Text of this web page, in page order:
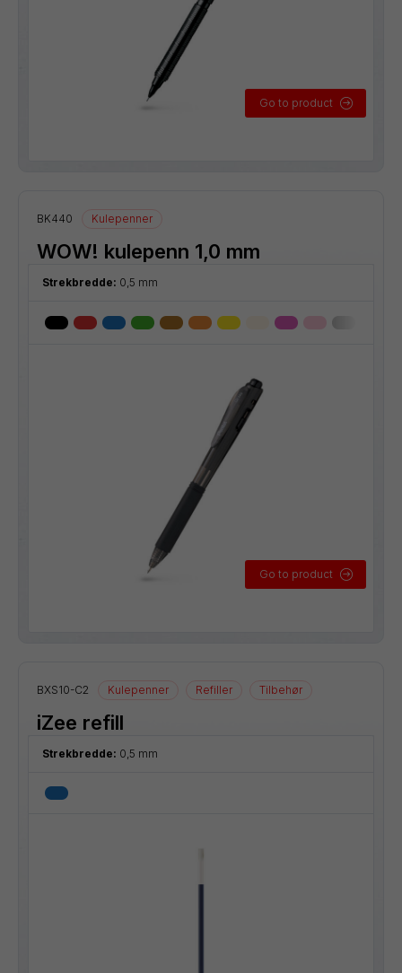
Go to product
BK440 Kulepenner
WOW! kulepenn 1,0 mm
Strekbredde: 0,5 mm
Go to product
BXS10-C2 Kulepenner Refiller Tilbehør
iZee refill
Strekbredde: 0,5 mm